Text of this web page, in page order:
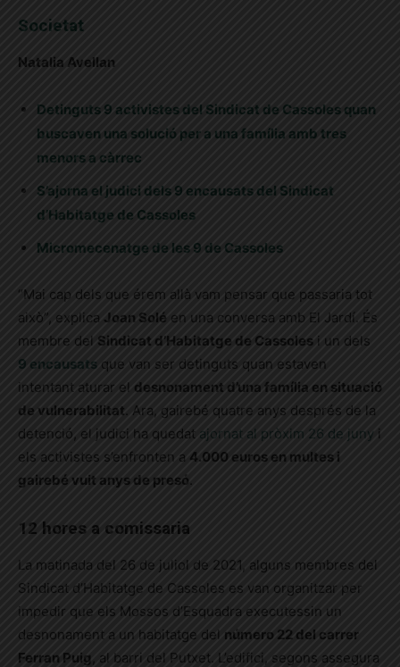
Societat
Natalia Avellan
Detinguts 9 activistes del Sindicat de Cassoles quan
buscaven una solució per a una família amb tres
menors a càrrec
S’ajorna el judici dels 9 encausats del Sindicat
d’Habitatge de Cassoles
Micromecenatge de les 9 de Cassoles
“Mai cap dels que érem allà vam pensar que passaria tot
això”, explica Joan Solé en una conversa amb El Jardí. És
membre del Sindicat d’Habitatge de Cassoles i un dels
9 encausats que van ser detinguts quan estaven
intentant aturar el desnonament d’una família en situació
de vulnerabilitat. Ara, gairebé quatre anys després de la
detenció, el judici ha quedat ajornat al pròxim 26 de juny
els activistes s’enfronten a 4.000 euros en multes i
gairebé vuit anys de presó.
12 hores a comissaria
La matinada del 26 de juliol de 2021, alguns membres del
Sindicat d’Habitatge de Cassoles es van organitzar per
impedir que els Mossos d’Esquadra executessin un
desnonament a un habitatge del número 22 del carrer
Ferran Puig, al barri del Putxet. L’edifici, segons assegura